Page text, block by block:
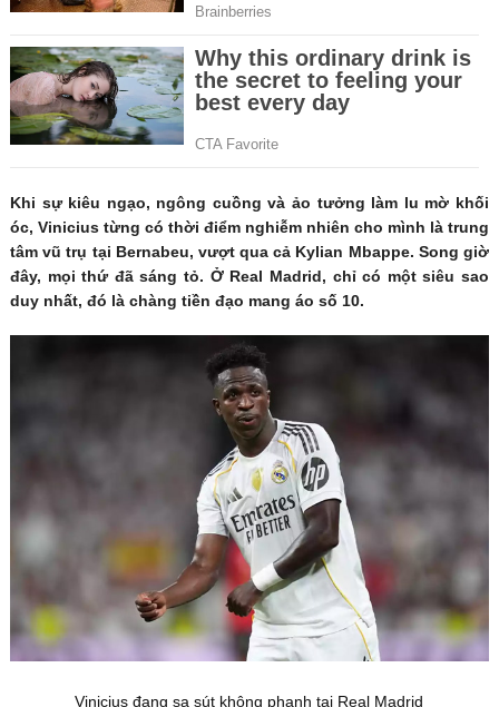
Khi sự kiêu ngạo, ngông cuồng và ảo tưởng làm lu mờ khối
óc, Vinicius từng có thời điểm nghiễm nhiên cho mình là trung
tâm vũ trụ tại Bernabeu, vượt qua cả Kylian Mbappe. Song giờ
đây, mọi thứ đã sáng tỏ. Ở Real Madrid, chỉ có một siêu sao
duy nhất, đó là chàng tiền đạo mang áo số 10.
Vinicius đang sa sút không phanh tại Real Madrid